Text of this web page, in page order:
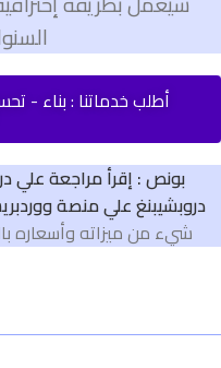
أطلب خدماتنا : بناء -
دروبشيبنغ علي منصة
شيء من ميزاته وأسعاره